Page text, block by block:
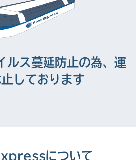
ルス蔓延防止の為、運
しております
について